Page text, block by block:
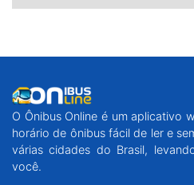
O Ônibus Online é um aplicativo
horário de ônibus fácil de ler e
várias cidades do Brasil,
você.